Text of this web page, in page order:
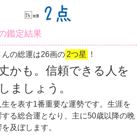
鑑定結果
んの総運は26画の 2つ星 ！
かも。信頼できる人を
ましょう。
生を表す1番重要な運勢です。生涯を
る総合運となり、主に50歳以降の晩
及ぼします。